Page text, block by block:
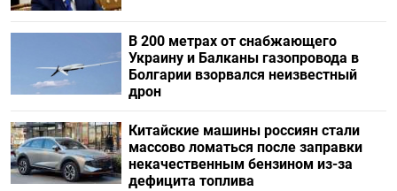
В 200 метрах от снабжающего
Украину и Балканы газопровода в
Болгарии взорвался неизвестный
дрон
Китайские машины россиян стали
массово ломаться после заправки
некачественным бензином из-за
дефицита топлива